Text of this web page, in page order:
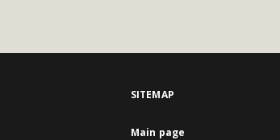
SITEMAP
Main page